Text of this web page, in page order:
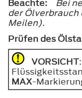
Beachte:
Bei
der
Meilen).
Prüfen des
VORSICHT
MAX-